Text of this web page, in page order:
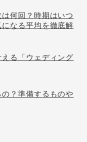
何回？時期はいつ
なる平均を徹底解
る「ウェディング
？準備するものや